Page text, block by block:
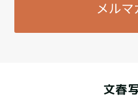
メル
文春